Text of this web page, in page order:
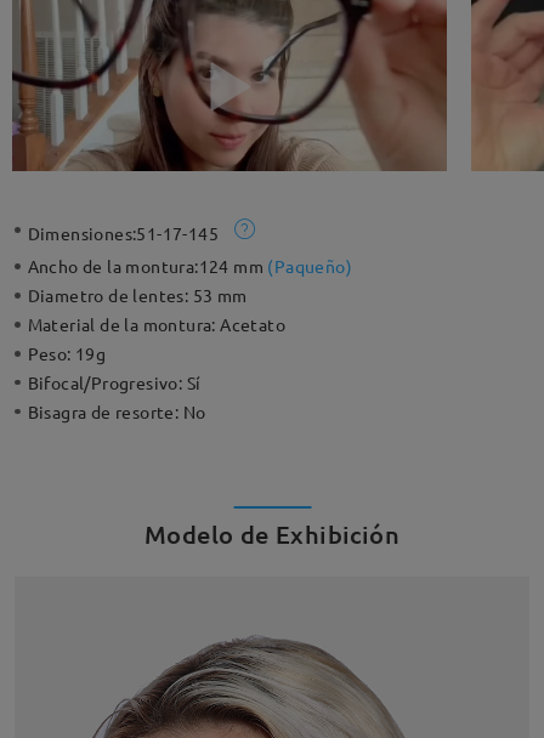
Dimensiones:51-17-145
Ancho de la montura:124 mm (Paqueño)
Diametro de lentes: 53 mm
Material de la montura:Acetato
Peso: 19g
Bifocal/Progresivo: Sí
Bisagra de resorte: No
Modelo de Exhibición